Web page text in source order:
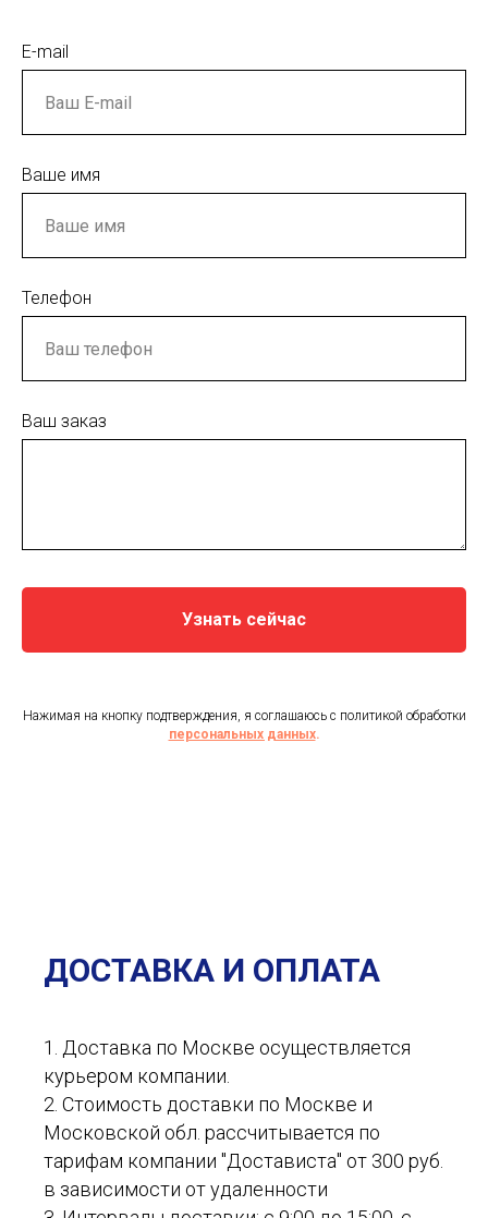
E-mail
Ваше имя
Телефон
Ваш заказ
Узнать сейчас
Нажимая на кнопку подтверждения, я соглашаюсь с политикой обработки
персональных данных.
ДОСТАВКА И ОПЛАТА
1. Доставка по Москве осуществляется
курьером компании.
2. Стоимость доставки по Москве и
Московской обл. рассчитывается по
тарифам компании "Достависта" от 300 руб.
в зависимости от удаленности